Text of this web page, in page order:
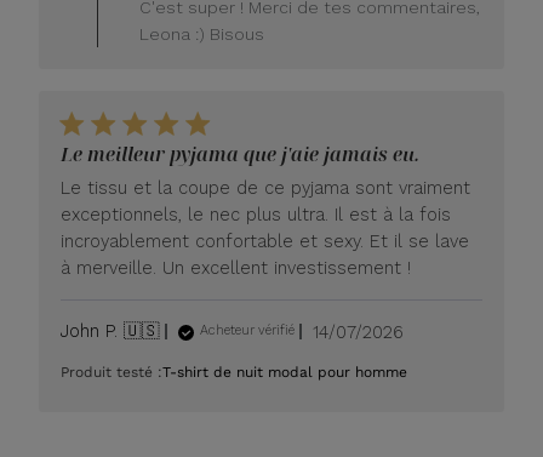
LUXOME
le
lundi
20
juillet
2026
C'est super ! Merci de tes commentaires,
Leona :) Bisous
Le meilleur pyjama que j'aie jamais eu.
Le tissu et la coupe de ce pyjama sont vraiment
exceptionnels, le nec plus ultra. Il est à la fois
incroyablement confortable et sexy. Et il se lave
à merveille. Un excellent investissement !
John P. 🇺🇸 Acheteur vérifié
Date
publication
14/07/2026
Produit testé :T-shirt de nuit modal pour homme